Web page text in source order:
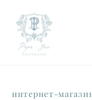
интернет-